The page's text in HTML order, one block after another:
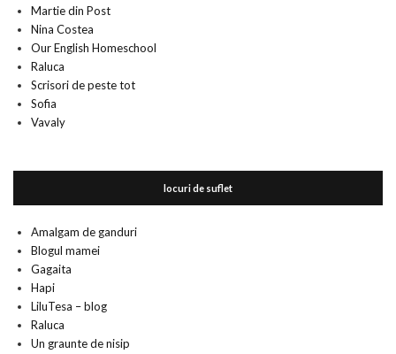
Martie din Post
Nina Costea
Our English Homeschool
Raluca
Scrisori de peste tot
Sofia
Vavaly
locuri de suflet
Amalgam de ganduri
Blogul mamei
Gagaita
Hapi
LiluTesa – blog
Raluca
Un graunte de nisip